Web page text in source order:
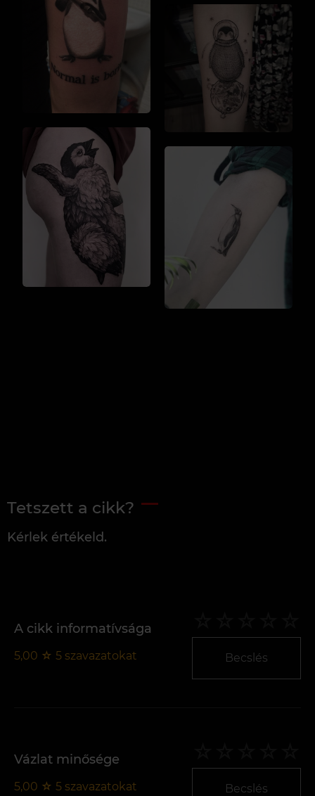
Tetszett a cikk?
Kérlek értékeld.
A cikk informatívsága
5,00 ☆ 5 szavazatokat Becslés
Vázlat minősége
5,00 ☆ 5 szavazatokat Becslés